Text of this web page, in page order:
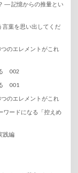
― 記憶からの推量とい
言葉を思い出してくだ
のエレメントがこれ
002
001
のエレメントがこれ
ワードになる「控えめ
践編